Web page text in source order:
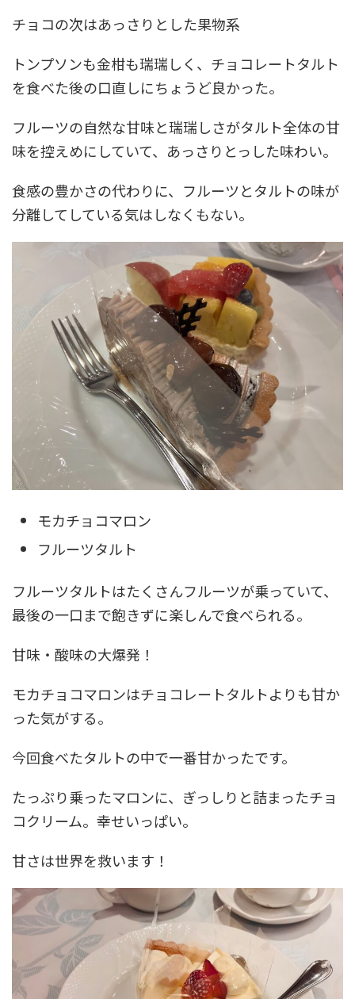
チョコの次はあっさりとした果物系
トンプソンも金柑も瑞瑞しく、チョコレートタルト
を食べた後の口直しにちょうど良かった。
フルーツの自然な甘味と瑞瑞しさがタルト全体の甘
味を控えめにしていて、あっさりとっした味わい。
食感の豊かさの代わりに、フルーツとタルトの味が
分離してしている気はしなくもない。
モカチョコマロン
フルーツタルト
フルーツタルトはたくさんフルーツが乗っていて、
最後の一口まで飽きずに楽しんで食べられる。
甘味・酸味の大爆発！
モカチョコマロンはチョコレートタルトよりも甘か
った気がする。
今回食べたタルトの中で一番甘かったです。
たっぷり乗ったマロンに、ぎっしりと詰まったチョ
コクリーム。幸せいっぱい。
甘さは世界を救います！